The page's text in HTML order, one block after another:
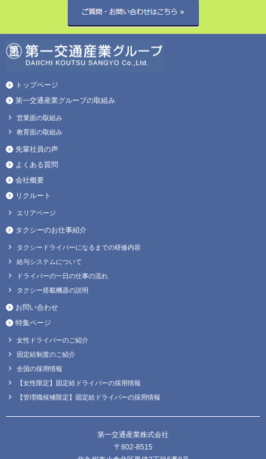
トップページ
第一交通産業グループの取組み
営業面の取組み
教育面の取組み
先輩社員の声
よくある質問
会社概要
リクルート
エリアページ
タクシーのお仕事紹介
タクシードライバーになるまでの研修内容
給与システムについて
ドライバーの一日の仕事の流れ
タクシー搭載機器の説明
お問い合わせ
特集ページ
女性ドライバーのご紹介
固定給制度のご紹介
全国の採用情報
【女性限定】固定給ドライバーの採用情報
【管理職候補限定】固定給ドライバーの採用情報
第一交通産業株式会社
〒802-8515